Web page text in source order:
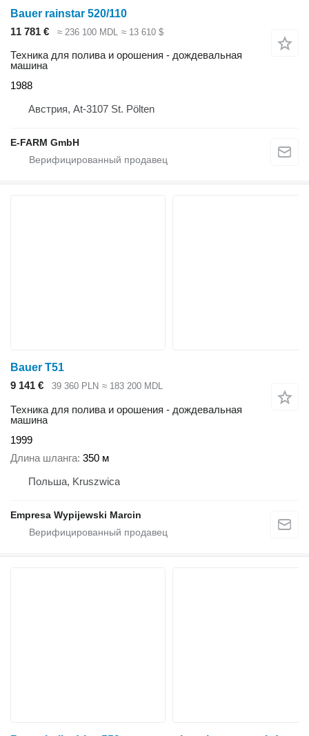
Bauer rainstar 520/110
11 781 €
≈ 236 100 MDL ≈ 13 610 $
Техника для полива и орошения - дождевальная
машина
1988
Австрия, At-3107 St. Pölten
E-FARM GmbH
Bauer T51
9 141 €
39 360 PLN ≈ 183 200 MDL
Техника для полива и орошения - дождевальная
машина
1999
Длина шланга 350 м
Польша, Kruszwica
Empresa Wypijewski Marcin